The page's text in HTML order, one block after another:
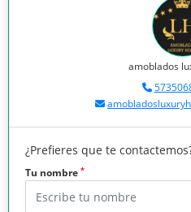
amoblados
¿Prefieres que te
Tu nombre *